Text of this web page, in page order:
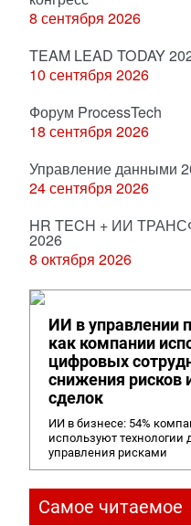
8 сентября 2026
TEAM LEAD TODAY
10 сентября 2026
Форум ProcessTech
18 сентября 2026
Управление данными
24 сентября 2026
HR TECH + ИИ
2026
8 октября 2026
ИИ в управлении
как компании
цифровых
снижения рисков
сделок
ИИ в бизнесе: 54%
используют технологии
управления рисками
Самое читаемое